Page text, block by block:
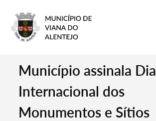
Município assinala Dia
Internacional dos
Monumentos e Sítios